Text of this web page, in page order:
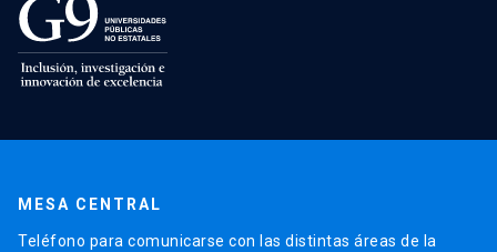
MESA CENTRAL
Teléfono para comunicarse con las distintas áreas de la